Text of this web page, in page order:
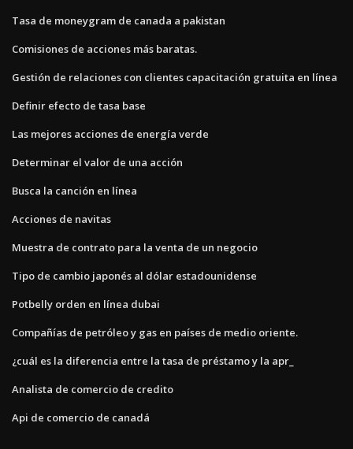
Tasa de moneygram de canada a pakistan
Comisiones de acciones más baratas.
Gestión de relaciones con clientes capacitación gratuita en línea
Definir efecto de tasa base
Las mejores acciones de energía verde
Determinar el valor de una acción
Busca la canción en línea
Acciones de navitas
Muestra de contrato para la venta de un negocio
Tipo de cambio japonés al dólar estadounidense
Potbelly orden en línea dubai
Compañías de petróleo y gas en países de medio oriente.
¿cuál es la diferencia entre la tasa de préstamo y la apr_
Analista de comercio de credito
Api de comercio de canadá